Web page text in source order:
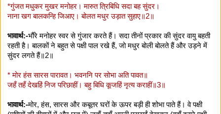
*गुंजत मधुकर मुखर मनोहर। मारुत त्रिबिधि सदा बह सुंदर।
नाना खग बालकन्हि जिआए। बोलत मधुर उड़ात सुहाए॥2॥
भावार्थ:-भौंरे मनोहर स्वर से गुंजार करते हैं। सदा तीनों प्रकार की सुंदर वायु बहती
रहती है। बालकों ने बहुत से पक्षी पाल रखे हैं, जो मधुर बोली बोलते हैं और उड़ने में
सुंदर लगते हैं॥2॥
* मोर हंस सारस पारावत। भवननि पर सोभा अति पावत॥
जहँ तहँ देखहिं निज परिछाहीं। बहु बिधि कूजहिं नृत्य कराहीं॥3॥
भावार्थ:-मोर, हंस, सारस और कबूतर घरों के ऊपर बड़ी ही शोभा पाते हैं। वे पक्षी